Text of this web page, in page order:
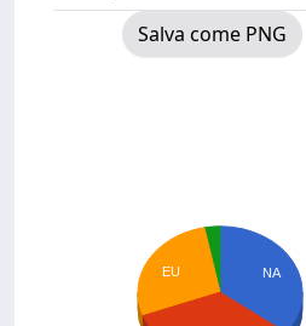
Salva come PNG
NA
EU